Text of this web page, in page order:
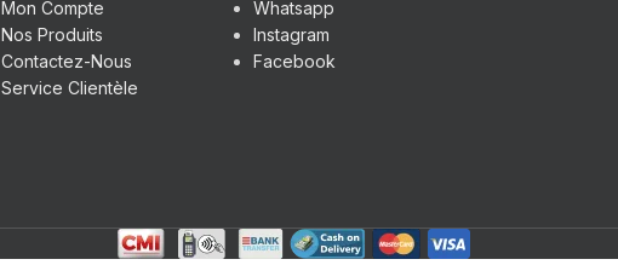
Mon Compte
Nos Produits
Contactez-Nous
Service Clientèle
Whatsapp
Instagram
Facebook